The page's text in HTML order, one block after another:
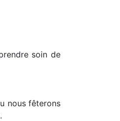
soin de
nous fêterons